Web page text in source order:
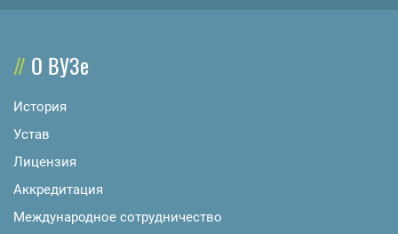
О ВУЗе
История
Устав
Лицензия
Аккредитация
Международное сотрудничество